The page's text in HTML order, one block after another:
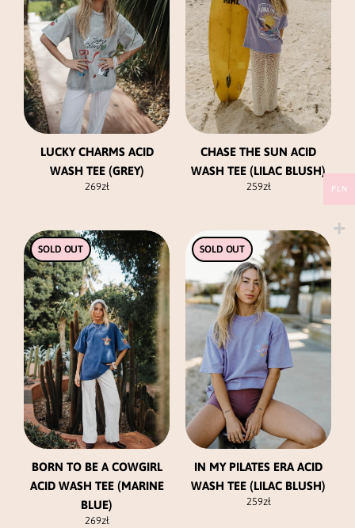
LUCKY CHARMS ACID
WASH TEE (GREY)
269zł
Opcje
można
wybrać
na
stronie
produktu
CHASE THE SUN ACID
WASH TEE (LILAC BLUSH)
259zł
Opcje
można
wybrać
na
stronie
produktu
SOLD OUT
BORN TO BE A COWGIRL
ACID WASH TEE (MARINE
BLUE)
269zł
Ten
produkt
ma
wiele
wariantów.
Opcje
można
wybrać
na
stronie
produktu
SOLD OUT
IN MY PILATES ERA ACID
WASH TEE (LILAC BLUSH)
259zł
Ten
produkt
ma
wiele
wariantów.
Opcje
można
wybrać
na
stronie
produktu
PLN